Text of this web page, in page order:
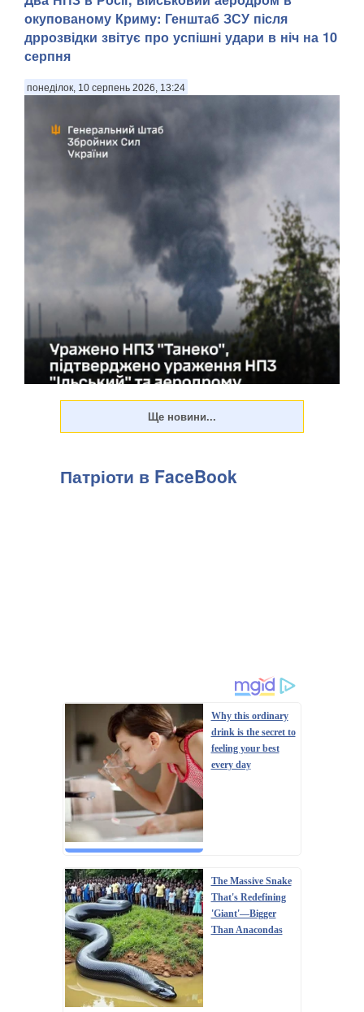
окупованому Криму: Генштаб ЗСУ після
дррозвідки звітує про успішні удари в ніч на 10
серпня
понеділок, 10 серпень 2026, 13:24
В ніч на 10 серпня 2026 року в рамках зниження воєнного
(Нижньокамськ, Республіка Татарстан, рф), передають
Патріоти в FaceBook
Why this ordinary
drink is the secret to
feeling your best
every day
The Massive Snake
That's Redefining
'Giant'—Bigger
Than Anacondas